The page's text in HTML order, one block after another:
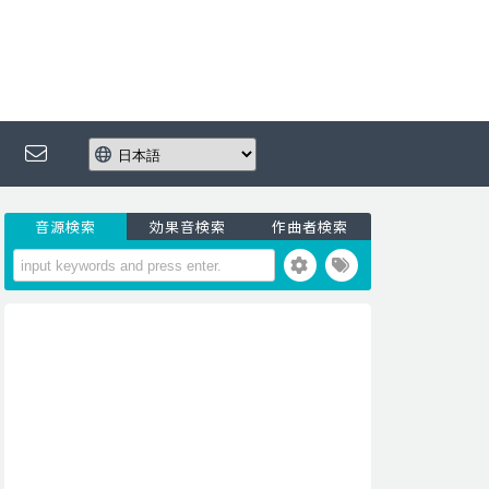
音源検索 効果音検索 作曲者検索